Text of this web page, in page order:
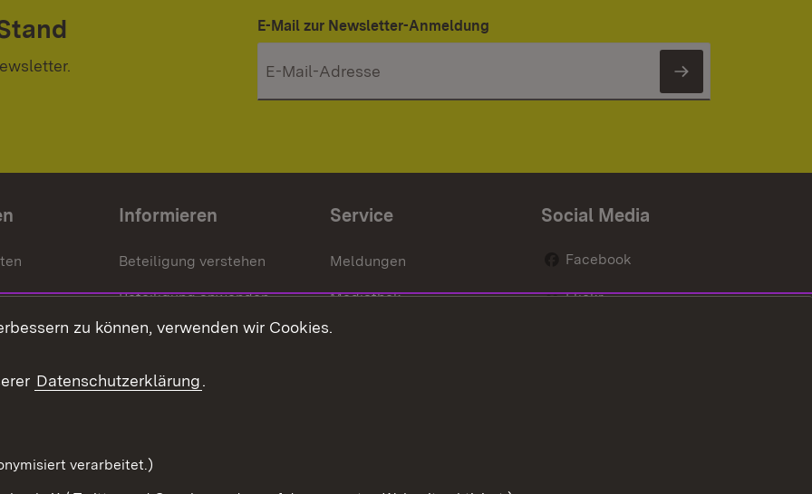
E-Mail zur Newsletter-Anmeldung
Newsletter
Informieren
Beteiligung verstehen
Beteiligung anwenden
Beteiligung stärken
Service
Meldungen
Mediathek
Publikationen
Social Media
Facebook
Flickr
zu können, verwenden wir Cookies.
Datenschutzerklärung.
verarbeitet.)